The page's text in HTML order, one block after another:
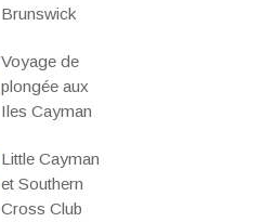
Brunswick
Voyage de
plongée aux
Iles Cayman
Little Cayman
et Southern
Cross Club